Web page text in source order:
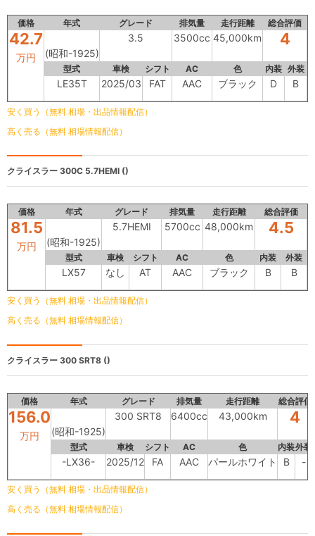
価格 年式 グレード 排気量 走行距離 総合評価
42.7
万円 (昭和-1925)
3.5 3500cc 45,000km 4
型式 車検 シフト AC 色 内装 外装
LE35T 2025/03 FAT AAC ブラック D B
安く買う（無料 相場・出品情報配信）
高く売る（無料 相場情報配信）
クライスラー 300C 5.7HEMI ()
価格 年式 グレード 排気量 走行距離 総合評価
81.5
万円 (昭和-1925)
5.7HEMI 5700cc 48,000km 4.5
型式 車検 シフト AC 色 内装 外装
LX57 なし AT AAC ブラック B B
安く買う（無料 相場・出品情報配信）
高く売る（無料 相場情報配信）
クライスラー 300 SRT8 ()
価格 年式 グレード 排気量 走行距離 総合評価
156.0
万円 (昭和-1925)
300 SRT8 6400cc 43,000km 4
型式 車検 シフト AC 色 内装外装
-LX36- 2025/12 FA AAC パールホワイト B -
安く買う（無料 相場・出品情報配信）
高く売る（無料 相場情報配信）